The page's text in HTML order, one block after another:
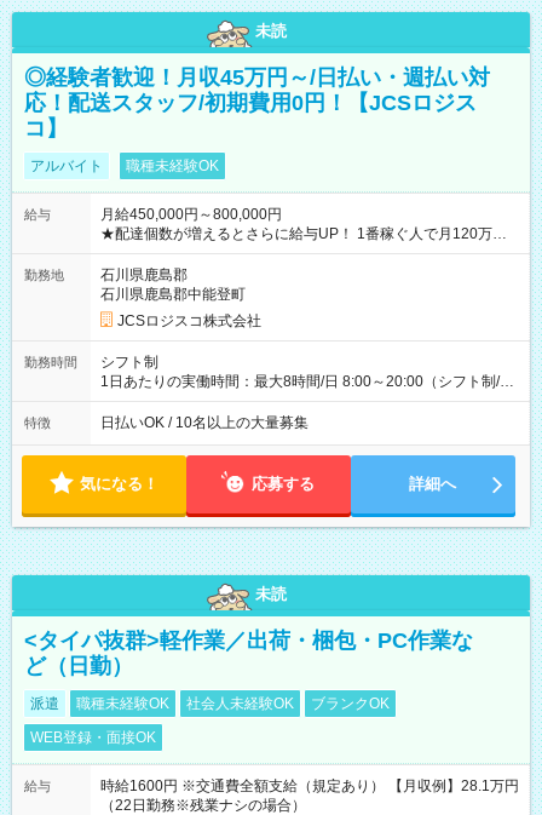
未読
◎経験者歓迎！月収45万円～/日払い・週払い対
応！配送スタッフ/初期費用0円！【JCSロジス
コ】
アルバイト 職種未経験OK
給与
月給450,000円～800,000円
★配達個数が増えるとさらに給与UP！ 1番稼ぐ人で月120万ほ
ど！ ・主要都市エリア 月収55万円／週5日稼働 月収65万~112
万円／週6日稼働 ・地方郊外エリア 月収40万円／週5日稼働 月
収40万円~50万円／週6日稼働 ＜モデルイメージ＞ ■月収50万
円 (27歳男性/江東区在住)※元建築関係 1日150個配達×25日勤務
(日休み) ■月収80万円(43歳男性/墨田区在住)※元営業 1日200個
勤務地
石川県鹿島郡
石川県鹿島郡中能登町
JCSロジスコ株式会社
勤務時間
シフト制
1日あたりの実働時間：最大8時間/日 8:00～20:00（シフト制/実
働8時間） ※週5日勤務（場所次第では週4も有り） ※配達状況
によって時間外での勤務可能性有り ※案件により多少の前後あ
特徴 日払いOK / 10名以上の大量募集
気になる！ 応募する 詳細へ
未読
<タイパ抜群>軽作業／出荷・梱包・PC作業な
ど（日勤）
派遣 職種未経験OK 社会人未経験OK
ブランクOK
WEB登録・面接OK
給与
時給1600円 ※交通費全額支給（規定あり） 【月収例】28.1万円
（22日勤務※残業ナシの場合）